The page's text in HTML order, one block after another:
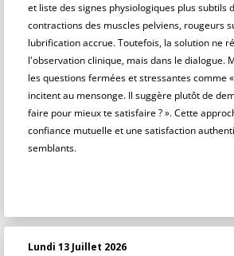
et liste des signes physiologiques plus subtils
contractions des muscles pelviens, rougeurs
lubrification accrue. Toutefois, la solution ne
l'observation clinique, mais dans le dialogue.
les questions fermées et stressantes comme
incitent au mensonge. Il suggère plutôt de
faire pour mieux te satisfaire ? ». Cette
confiance mutuelle et une satisfaction
semblants.
Lundi 13 Juillet 2026